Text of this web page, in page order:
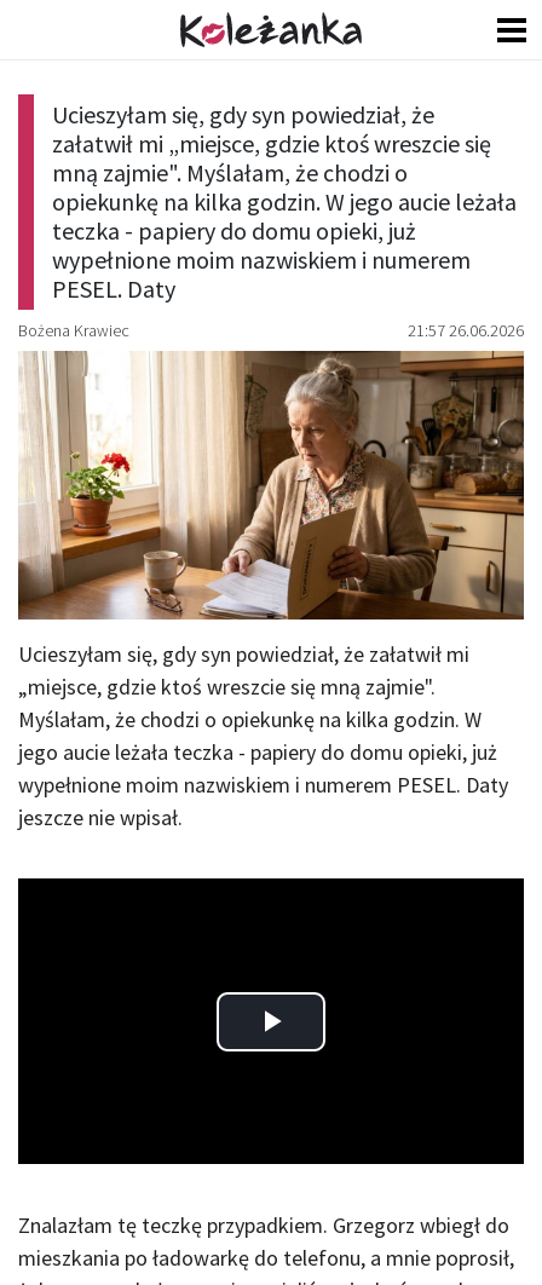
Ucieszyłam się, gdy syn powiedział, że
załatwił mi „miejsce, gdzie ktoś wreszcie się
mną zajmie". Myślałam, że chodzi o
opiekunkę na kilka godzin. W jego aucie leżała
teczka - papiery do domu opieki, już
wypełnione moim nazwiskiem i numerem
PESEL. Daty
Bożena Krawiec 21:57 26.06.2026
Ucieszyłam się, gdy syn powiedział, że załatwił mi
„miejsce, gdzie ktoś wreszcie się mną zajmie".
Myślałam, że chodzi o opiekunkę na kilka godzin. W
jego aucie leżała teczka - papiery do domu opieki, już
wypełnione moim nazwiskiem i numerem PESEL. Daty
jeszcze nie wpisał.
Play
Znalazłam tę teczkę przypadkiem. Grzegorz wbiegł do
mieszkania po ładowarkę do telefonu, a mnie poprosił,